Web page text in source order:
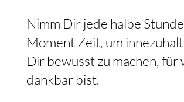
Nimm Dir jede halbe
Moment Zeit, um
Dir bewusst zu machen, für
dankbar bist.